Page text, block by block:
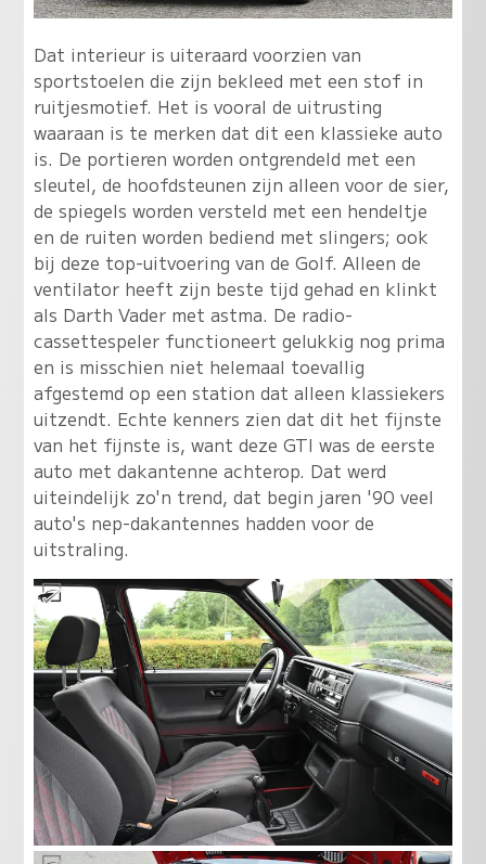
Dat interieur is uiteraard voorzien van
sportstoelen die zijn bekleed met een stof in
ruitjesmotief. Het is vooral de uitrusting
waaraan is te merken dat dit een klassieke auto
is. De portieren worden ontgrendeld met een
sleutel, de hoofdsteunen zijn alleen voor de sier,
de spiegels worden versteld met een hendeltje
en de ruiten worden bediend met slingers; ook
bij deze top-uitvoering van de Golf. Alleen de
ventilator heeft zijn beste tijd gehad en klinkt
als Darth Vader met astma. De radio-
cassettespeler functioneert gelukkig nog prima
en is misschien niet helemaal toevallig
afgestemd op een station dat alleen klassiekers
uitzendt. Echte kenners zien dat dit het fijnste
van het fijnste is, want deze GTI was de eerste
auto met dakantenne achterop. Dat werd
uiteindelijk zo'n trend, dat begin jaren '90 veel
auto's nep-dakantennes hadden voor de
uitstraling.